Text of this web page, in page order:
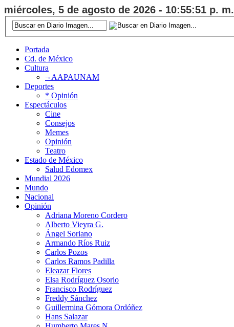
miércoles, 5 de agosto de 2026 - 10:55:52 p. m.
Portada
Cd. de México
Cultura
¬ AAPAUNAM
Deportes
* Opinión
Espectáculos
Cine
Consejos
Memes
Opinión
Teatro
Estado de México
Salud Edomex
Mundial 2026
Mundo
Nacional
Opinión
Adriana Moreno Cordero
Alberto Vieyra G.
Ángel Soriano
Armando Ríos Ruiz
Carlos Pozos
Carlos Ramos Padilla
Eleazar Flores
Elsa Rodríguez Osorio
Francisco Rodríguez
Freddy Sánchez
Guillermina Gómora Ordóñez
Hans Salazar